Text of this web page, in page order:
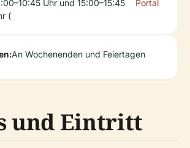
Uhr und 15:00–15:45
(
Portal
An Wochenenden und Feiertagen
und Eintritt